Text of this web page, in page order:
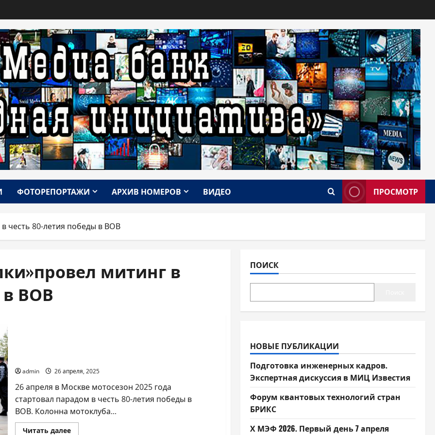
ФОТОРЕПОРТАЖИ АРХИВ НОМЕРОВ ВИДЕО ПРОСМОТР
честь 80-летия победы в ВОВ
митинг в
в ВОВ
admin 26 апреля, 2025
26 апреля в Москве мотосезон 2025 года
стартовал парадом в честь 80-летия победы в
ВОВ. Колонна мотоклуба...
Читать далееПрочитать
ПОИСК
НОВЫЕ ПУБЛИКАЦИИ
Подготовка инженерных кадров.
Экспертная дискуссия в МИЦ Известия
Форум квантовых технологий стран
БРИКС
Х МЭФ 2026. Первый день 7 апреля